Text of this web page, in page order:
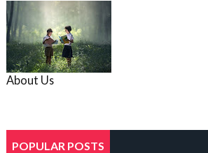
About Us
POPULAR POSTS